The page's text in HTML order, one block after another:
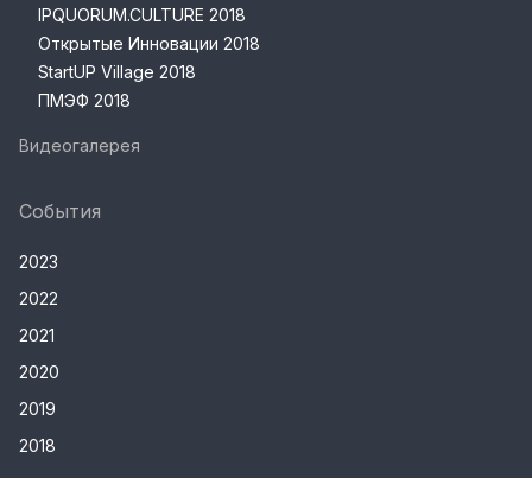
IPQUORUM.CULTURE 2018
Открытые Инновации 2018
StartUP Village 2018
ПМЭФ 2018
Видеогалерея
События
2023
2022
2021
2020
2019
2018